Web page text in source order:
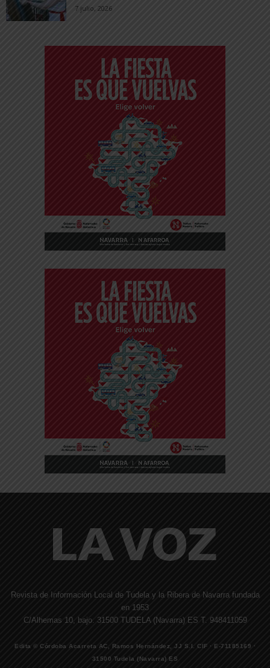
7 julio, 2026
Revista de Información Local de Tudela y la Ribera de Navarra fundada
en 1953
C/Alhemas 10, bajo. 31500 TUDELA (Navarra) ES T. 948411059
Edita © Córdoba Acarreta AC, Ramos Hernández, JJ S.I. CIF · E-71185169 ·
31500 Tudela (Navarra) ES